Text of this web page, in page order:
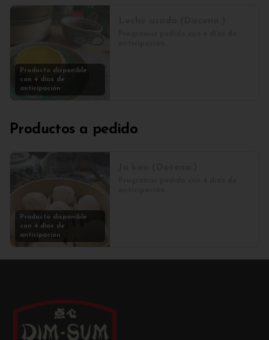
Producto disponible
con 4 días de
anticipación
Productos a pedido
Producto disponible
con 4 días de
anticipación